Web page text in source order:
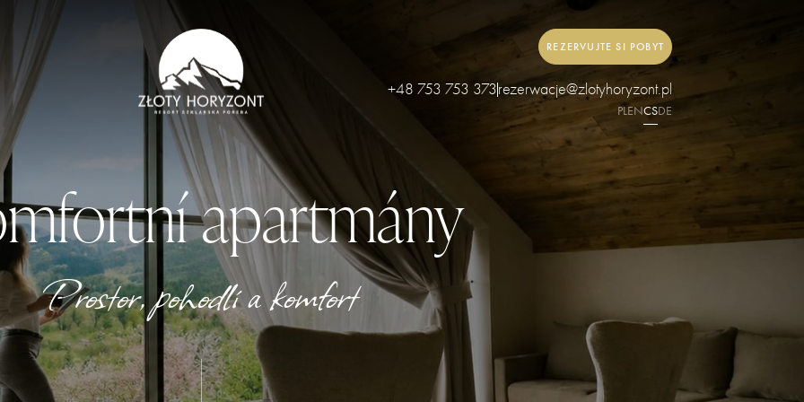
REZERVUJTE SI POBYT
+48 753 753 373rezerwacje@zlotyhoryzont.pl
PLENCSDE
apartmány
Prostor, pohodlí a komfort